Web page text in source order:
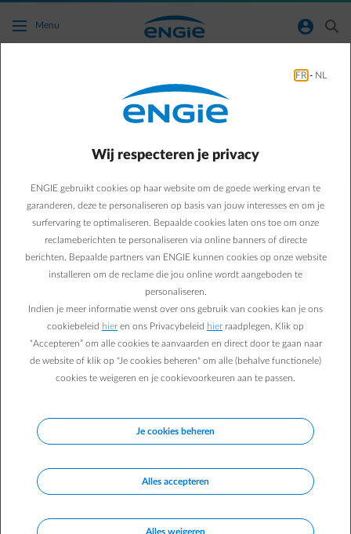
Ga naar de hoofdinhoud
Menu normal-account-circle search
Hoe kan ik mijn productie en besparing van
mijn zonnepanelen opvolgen?
arrow-left Terug naar contactpagina
Je kan de productie van je zonnepanelen opvolgen via de app of de
website van je omvormer. Elk merk omvormer heeft een app of een
website waarmee dit kan. Je installateur kan je hier meer informatie
over bezorgen.
Heb je een digitale meter, dan weet je precies hoeveel je
zonnepanelen opleveren dankzij onze gratis
ENGIE Smart App
• Per uur, per dag, per maand, per jaar in kWh en euro volgens je
contract
• Controleer of je afrekening doorheen het jaar nog in lijn ligt met
je maandelijkse betalingen
Veelgestelde vragen
Wil je meer advies over het plaatsen van zonnepanelen of
FR - NL
Wij respecteren je privacy
ENGIE gebruikt cookies op haar website om de goede werking ervan te
garanderen, deze te personaliseren op basis van jouw interesses en om je
surfervaring te optimaliseren. Bepaalde cookies laten ons toe om onze
reclameberichten te personaliseren via online banners of directe
berichten. Bepaalde partners van ENGIE kunnen cookies op onze website
installeren om de reclame die jou online wordt aangeboden te
personaliseren.
Indien je meer informatie wenst over ons gebruik van cookies kan je ons
cookiebeleid hier en ons Privacybeleid hier raadplegen. Klik op
“Accepteren” om alle cookies te aanvaarden en direct door te gaan naar
de website of klik op "Je cookies beheren" om alle (behalve functionele)
cookies te weigeren en je cookievoorkeuren aan te passen.
Je cookies beheren
Alles accepteren
Alles weigeren